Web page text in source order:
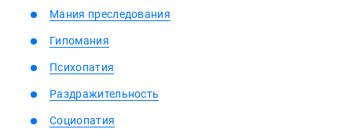
Мания преследования
Гипомания
Психопатия
Раздражительность
Социопатия